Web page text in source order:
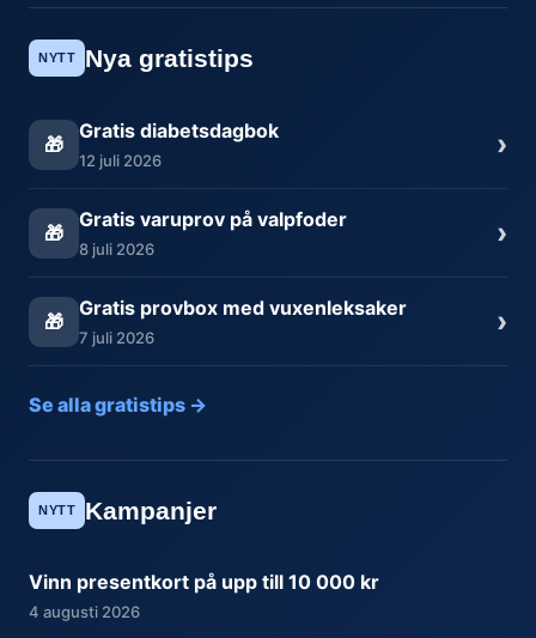
NYTT Nya gratistips
🎁
Gratis diabetsdagbok
12 juli 2026 ›
🎁
Gratis varuprov på valpfoder
8 juli 2026 ›
🎁
Gratis provbox med vuxenleksaker
7 juli 2026 ›
Se alla gratistips →
NYTT Kampanjer
Vinn presentkort på upp till 10 000 kr
4 augusti 2026